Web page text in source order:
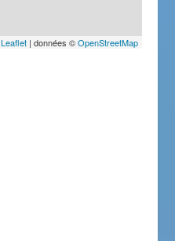
Leaflet| données ©OpenStreetMap